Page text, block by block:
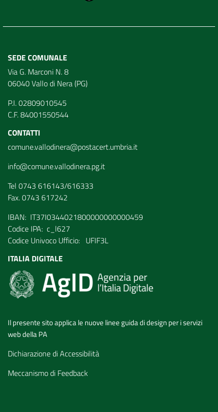
SEDE COMUNALE
Via G. Marconi N. 8
06040 Vallo di Nera (PG)
P.I. 02809010545
C.F. 84001550544
CONTATTI
comune.vallodinera@postacert.umbria.it
info@comune.vallodinera.pg.it
Tel 0743 616143/616333
Fax. 0743 617242
IBAN: IT37I0344021800000000000459
Codice IPA: c_l627
Codice Univoco Ufficio: UFIF3L
ITALIA DIGITALE
Il presente sito applica le nuove linee guida di design per i servizi
web della PA
Dichiarazione di Accessibilità
Meccanismo di Feedback